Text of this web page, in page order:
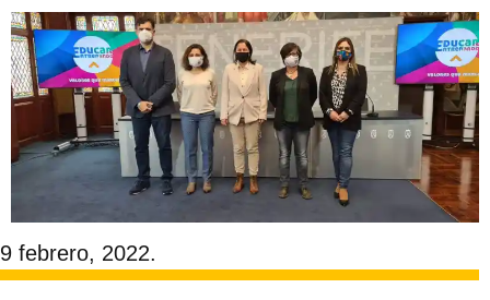
9 febrero, 2022.